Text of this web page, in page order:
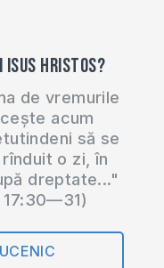
Isus Hristos?
de vremurile
acum
să se
o zi, în
dreptate..."